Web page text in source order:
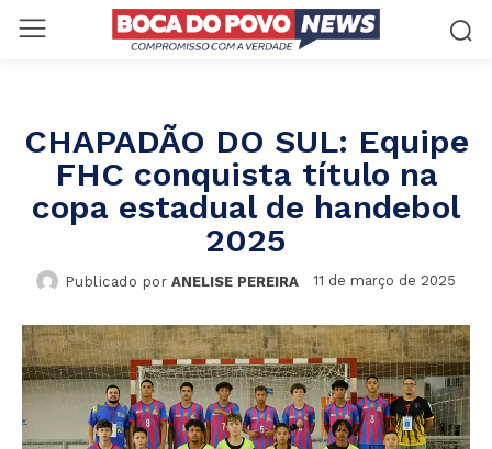
CHAPADÃO DO SUL: Equipe
FHC conquista título na
copa estadual de handebol
2025
Publicado por ANELISE PEREIRA 11 de março de 2025